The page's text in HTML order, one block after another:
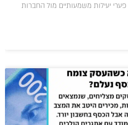
יעילות משמעותיים מול החברות